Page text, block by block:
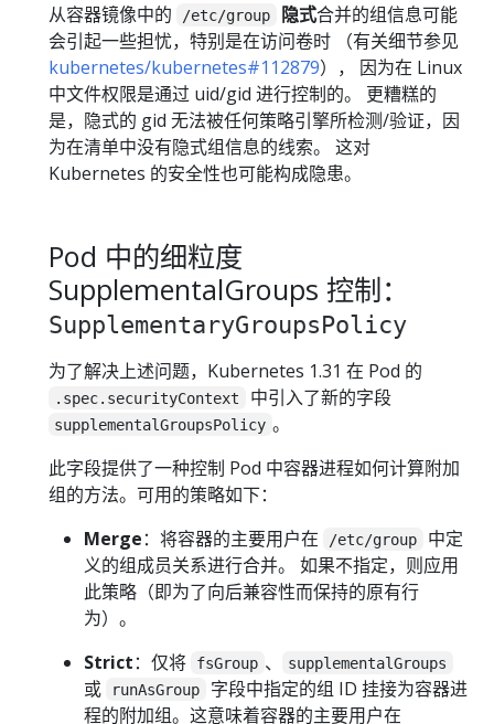
从容器镜像中的 /etc/group 隐式合并的组信息可能
会引起一些担忧，特别是在访问卷时 （有关细节参见
kubernetes/kubernetes#112879）， 因为在 Linux
中文件权限是通过 uid/gid 进行控制的。 更糟糕的
是，隐式的 gid 无法被任何策略引擎所检测/验证，因
为在清单中没有隐式组信息的线索。 这对
Kubernetes 的安全性也可能构成隐患。
Pod 中的细粒度
SupplementalGroups 控制：
SupplementaryGroupsPolicy
为了解决上述问题，Kubernetes 1.31 在 Pod 的
.spec.securityContext 中引入了新的字段
supplementalGroupsPolicy 。
此字段提供了一种控制 Pod 中容器进程如何计算附加
组的方法。可用的策略如下：
Merge：将容器的主要用户在 /etc/group
中定
义的组成员关系进行合并。 如果不指定，则应用
此策略（即为了向后兼容性而保持的原有行
为）。
Strict：仅将 fsGroup 、 supplementalGroups
或 runAsGroup
字段中指定的组 ID 挂接为容器进
程的附加组。这意味着容器的主要用户在